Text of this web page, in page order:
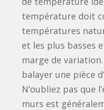
température doit
températures
et les plus basses
marge de
balayer une pièce
N’oubliez pas que
murs est